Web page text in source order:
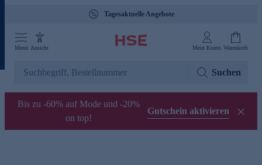
Tagesaktuelle Angebote
Menü Ansicht Mein Konto Warenkorb
Suchen
Bis zu -60% auf Mode und -20%
on top!
Gutschein aktivieren